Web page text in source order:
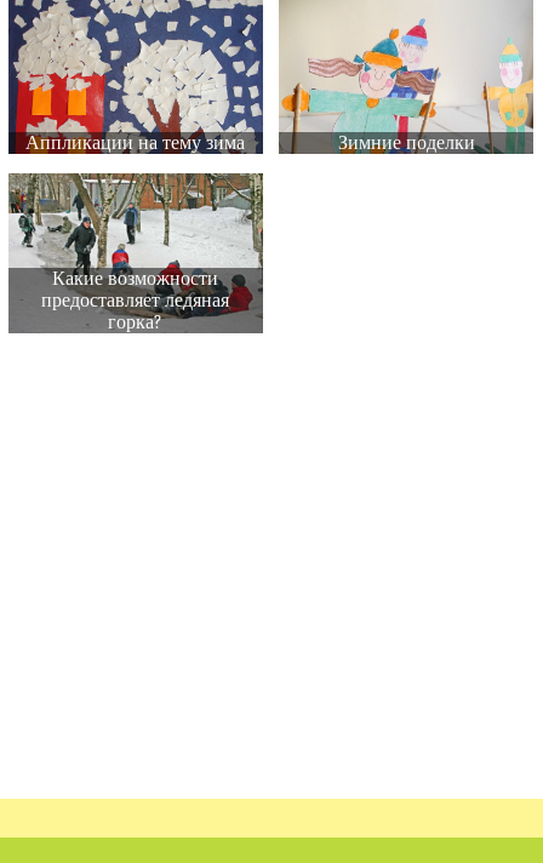
Аппликации на тему зима Зимние поделки
Какие возможности
предоставляет ледяная
горка?